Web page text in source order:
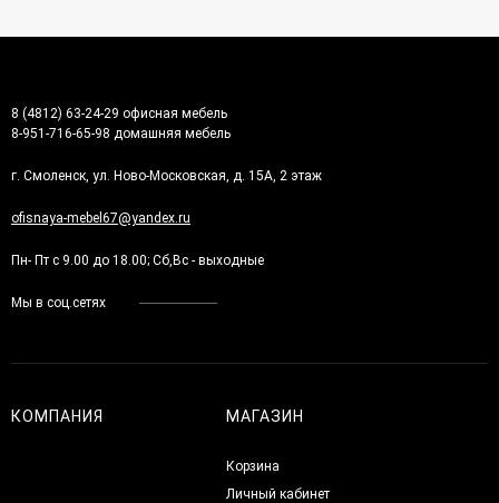
8 (4812) 63-24-29 офисная мебель
8-951-716-65-98 домашняя мебель
г. Смоленск, ул. Ново-Московская, д. 15А, 2 этаж
ofisnaya-mebel67@yandex.ru
Пн- Пт с 9.00 до 18.00; Сб,Вс - выходные
Мы в соц.сетях
КОМПАНИЯ МАГАЗИН
Корзина
Личный кабинет